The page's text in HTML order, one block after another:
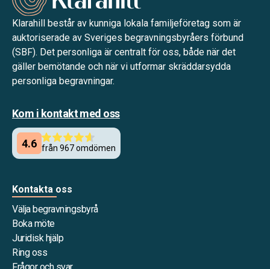
Klarahill består av kunniga lokala familjeföretag som är
auktoriserade av Sveriges begravningsbyråers förbund
(SBF). Det personliga är centralt för oss, både när det
gäller bemötande och när vi utformar skräddarsydda
personliga begravningar.
Kom i kontakt med oss
Kontakta oss
Välja begravningsbyrå
Boka möte
Juridisk hjälp
Ring oss